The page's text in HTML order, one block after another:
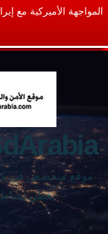
المواجهة الأميركية مع
موقع متخصص في
يغطي